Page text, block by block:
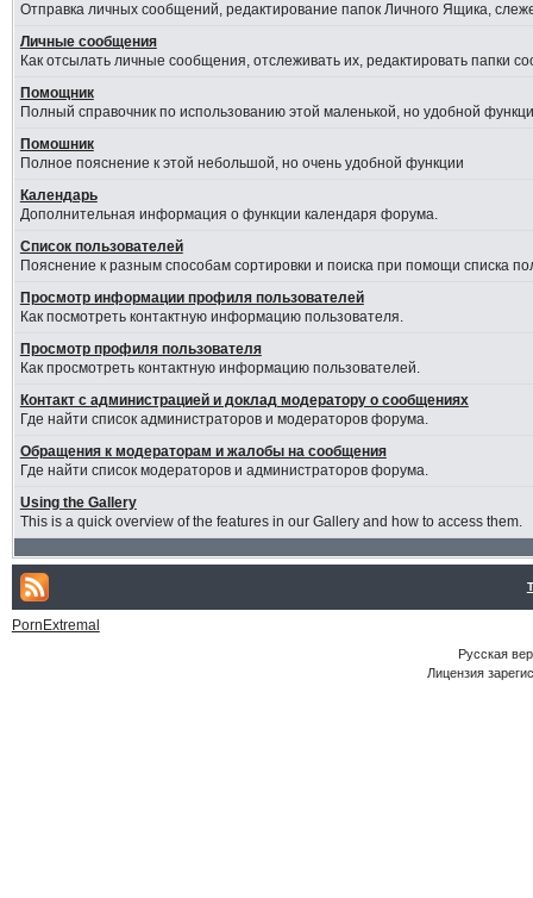
Отправка личных сообщений, редактирование папок Личного Ящика,
Личные сообщения
Как отсылать личные сообщения, отслеживать их, редактировать папки
Помощник
Полный справочник по использованию этой маленькой, но удобной
Помошник
Полное пояснение к этой небольшой, но очень удобной функции
Календарь
Дополнительная информация о функции календаря форума.
Список пользователей
Пояснение к разным способам сортировки и поиска при помощи списка
Просмотр информации профиля пользователей
Как посмотреть контактную информацию пользователя.
Просмотр профиля пользователя
Как просмотреть контактную информацию пользователей.
Контакт с администрацией и доклад модератору о сообщениях
Где найти список администраторов и модераторов форума.
Обращения к модераторам и жалобы на сообщения
Где найти список модераторов и администраторов форума.
Using the Gallery
This is a quick overview of the features in our Gallery and how to access them.
PornExtremal
Русская
Лицензия